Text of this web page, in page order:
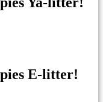
E-litter!